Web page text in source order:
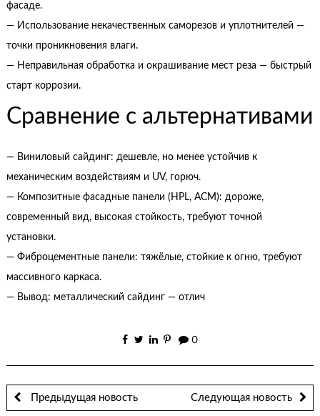
фасаде.
— Использование некачественных саморезов и уплотнителей —
точки проникновения влаги.
— Неправильная обработка и окрашивание мест реза — быстрый
старт коррозии.
Сравнение с альтернативами
— Виниловый сайдинг: дешевле, но менее устойчив к
механическим воздействиям и UV, горюч.
— Композитные фасадные панели (HPL, ACM): дороже,
современный вид, высокая стойкость, требуют точной
установки.
— Фиброцементные панели: тяжёлые, стойкие к огню, требуют
массивного каркаса.
— Вывод: металлический сайдинг — отлич
0
Предыдущая новость Следующая новость